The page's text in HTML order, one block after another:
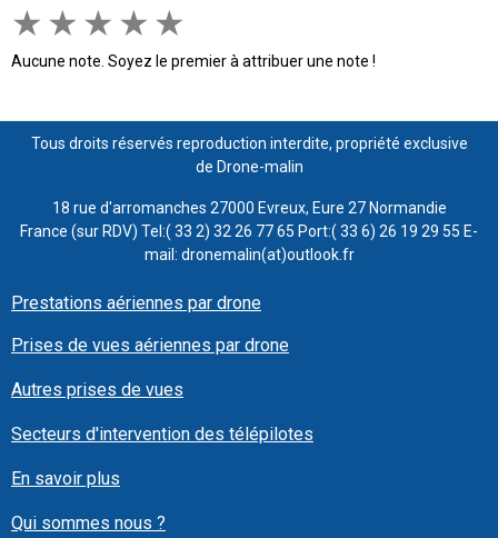
★ ★ ★ ★ ★
Aucune note. Soyez le premier à attribuer une note !
Tous droits réservés reproduction interdite, propriété exclusive
de Drone-malin
18 rue d'arromanches 27000 Evreux, Eure 27 Normandie
France (sur RDV) Tel:( 33 2) 32 26 77 65 Port:( 33 6) 26 19 29 55 E-
mail: dronemalin(at)outlook.fr
Prestations aériennes par drone
Prises de vues aériennes par drone
Autres prises de vues
Secteurs d'intervention des télépilotes
En savoir plus
Qui sommes nous ?